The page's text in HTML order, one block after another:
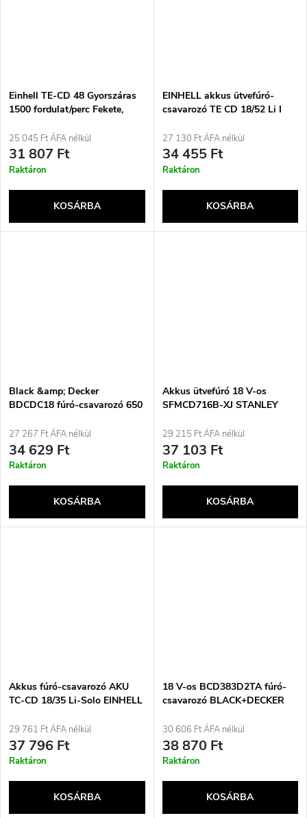
Einhell TE-CD 48 Gyorszáras
1500 fordulat/perc Fekete,
25 045 Ft ÁFA nélkül
31 807 Ft
Raktáron
KOSÁRBA
EINHELL akkus ütvefúró-
csavarozó TE CD 18/52 Li I
27 130 Ft ÁFA nélkül
34 455 Ft
Raktáron
KOSÁRBA
Black &amp; Decker
BDCDC18 fúró-csavarozó 650
Narancssárga
27 267 Ft ÁFA nélkül
34 629 Ft
Raktáron
KOSÁRBA
Akkus ütvefúró 18 V-os
SFMCD716B-XJ STANLEY
29 215 Ft ÁFA nélkül
37 103 Ft
Raktáron
KOSÁRBA
Akkus fúró-csavarozó AKU
TC-CD 18/35 Li-Solo EINHELL
29 761 Ft ÁFA nélkül
37 796 Ft
Raktáron
KOSÁRBA
18 V-os BCD383D2TA fúró-
csavarozó BLACK+DECKER
30 606 Ft ÁFA nélkül
38 870 Ft
Raktáron
KOSÁRBA